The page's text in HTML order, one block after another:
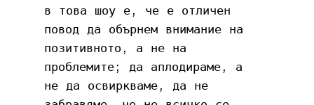
в това шоу е, че е отличен
повод да обърнем внимание на
позитивното, а не на
проблемите; да аплодираме, а
не да освиркваме, да не